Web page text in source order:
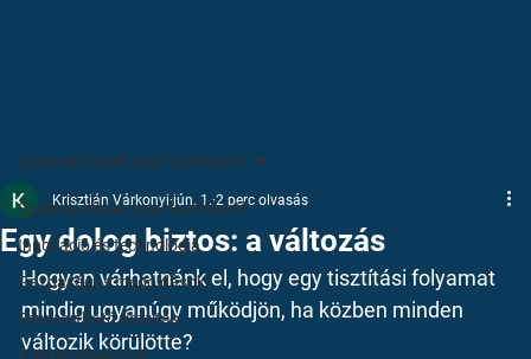
Szakmai cikkek ipari tisztításról
Innováció és technológia
Gazdaságos megoldások
Fenntartható tisztítás
Szakmai cikkek ipari tisztításról
Egy dolog biztos: a változás
Krisztián Várkonyi jún. 1. 2 perc olvasás
Hogyan várhatnánk el, hogy egy tisztítási folyamat
mindig ugyanúgy működjön, ha közben minden
változik körülötte?